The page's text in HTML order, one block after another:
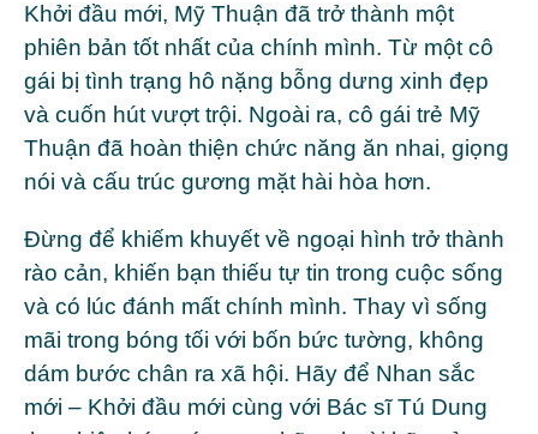
Khởi đầu mới, Mỹ Thuận đã trở thành một
phiên bản tốt nhất của chính mình. Từ một cô
gái bị tình trạng hô nặng bỗng dưng xinh đẹp
và cuốn hút vượt trội. Ngoài ra, cô gái trẻ Mỹ
Thuận đã hoàn thiện chức năng ăn nhai, giọng
nói và cấu trúc gương mặt hài hòa hơn.
Đừng để khiếm khuyết về ngoại hình trở thành
rào cản, khiến bạn thiếu tự tin trong cuộc sống
và có lúc đánh mất chính mình. Thay vì sống
mãi trong bóng tối với bốn bức tường, không
dám bước chân ra xã hội. Hãy để Nhan sắc
mới – Khởi đầu mới cùng với Bác sĩ Tú Dung